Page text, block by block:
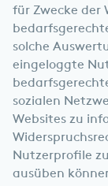
für Zwecke der
solche
eingeloggte
sozialen
Websites zu
Nutzerprofile
ausüben